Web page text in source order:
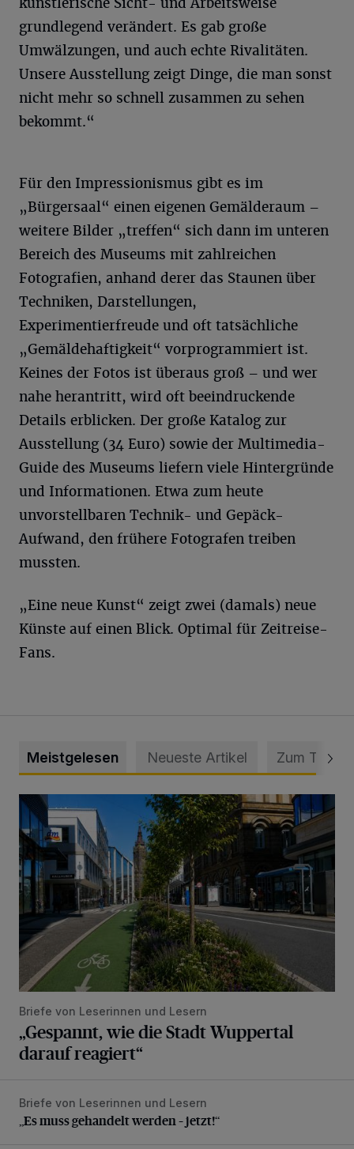
grundlegend verändert. Es gab große
Umwälzungen, und auch echte Rivalitäten.
Unsere Ausstellung zeigt Dinge, die man sonst
nicht mehr so schnell zusammen zu sehen
bekommt.“
Für den Impressionismus gibt es im
„Bürgersaal“ einen eigenen Gemälderaum –
weitere Bilder „treffen“ sich dann im unteren
Bereich des Museums mit zahlreichen
Fotografien, anhand derer das Staunen über
Techniken, Darstellungen,
Experimentierfreude und oft tatsächliche
„Gemäldehaftigkeit“ vorprogrammiert ist.
Keines der Fotos ist überaus groß – und wer
nahe herantritt, wird oft beeindruckende
Details erblicken. Der große Katalog zur
Ausstellung (34 Euro) sowie der Multimedia-
Guide des Museums liefern viele Hintergründe
und Informationen. Etwa zum heute
unvorstellbaren Technik- und Gepäck-
Aufwand, den frühere Fotografen treiben
mussten.
„Eine neue Kunst“ zeigt zwei (damals) neue
Künste auf einen Blick. Optimal für Zeitreise-
Fans.
Meistgelesen Neueste Artikel Zum Thema
„Gespannt, wie die Stadt Wuppertal darauf reagiert“
Briefe von Leserinnen und Lesern
„Gespannt, wie die Stadt Wuppertal
darauf reagiert“
„Es muss gehandelt werden – jetzt!“
Briefe von Leserinnen und Lesern
„Es muss gehandelt werden – jetzt!“